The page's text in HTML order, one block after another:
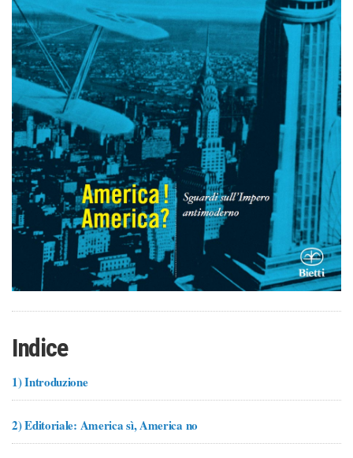
Indice
1)Introduzione
2)Editoriale: America sì, America no